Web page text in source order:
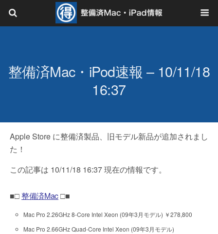
整備済Mac・iPod速報 – 10/11/18
16:37
Apple Store に整備済製品、旧モデル新品が追加されまし
た！
この記事は 10/11/18 16:37 現在の情報です。
■□整備済Mac□■
Mac Pro 2.26GHz 8-Core Intel Xeon (09年3月モデル) ￥278,800
Mac Pro 2.66GHz Quad-Core Intel Xeon (09年3月モデル)